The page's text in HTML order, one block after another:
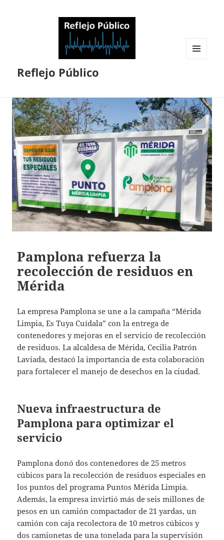
Reflejo Público
Pamplona refuerza la
recolección de residuos en
Mérida
La empresa Pamplona se une a la campaña “Mérida
Limpia, Es Tuya Cuídala” con la entrega de
contenedores y mejoras en el servicio de recolección
de residuos. La alcaldesa de Mérida, Cecilia Patrón
Laviada, destacó la importancia de esta colaboración
para fortalecer el manejo de desechos en la ciudad.
Nueva infraestructura de
Pamplona para optimizar el
servicio
Pamplona donó dos contenedores de 25 metros
cúbicos para la recolección de residuos especiales en
los puntos del programa Puntos Mérida Limpia.
Además, la empresa invirtió más de seis millones de
pesos en un camión compactador de 21 yardas, un
camión con caja recolectora de 10 metros cúbicos y
dos camionetas de una tonelada para la supervisión